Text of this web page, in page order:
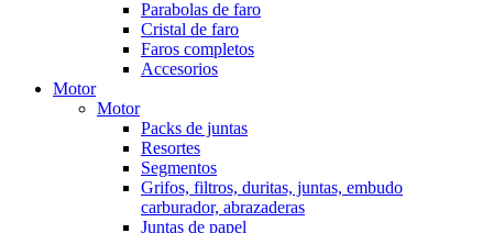
Parabolas de faro
Cristal de faro
Faros completos
Accesorios
Motor
Motor
Packs de juntas
Resortes
Segmentos
Grifos, filtros, duritas, juntas, embudo
carburador, abrazaderas
Juntas de papel